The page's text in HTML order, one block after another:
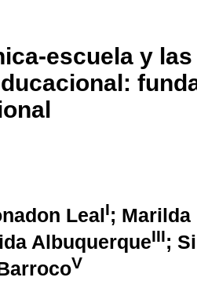
escuela y
LealI; Marilda
AlbuquerqueIII;
V